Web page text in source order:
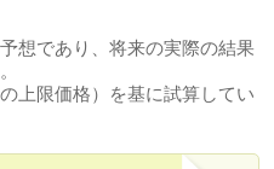
想であり、将来の実際の結果
上限価格）を基に試算してい